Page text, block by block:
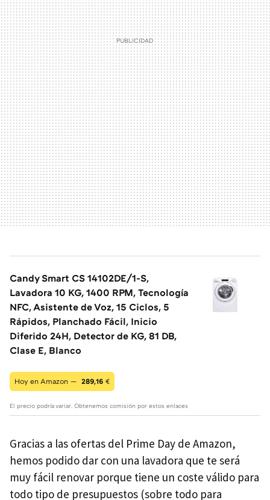
Candy Smart CS 14102DE/1-S,
Lavadora 10 KG, 1400 RPM, Tecnología
NFC, Asistente de Voz, 15 Ciclos, 5
Rápidos, Planchado Fácil, Inicio
Diferido 24H, Detector de KG, 81 DB,
Clase E, Blanco
Hoy en Amazon — 289,16 €
El precio podría variar. Obtenemos comisión por estos enlaces
Gracias a las ofertas del Prime Day de Amazon,
hemos podido dar con una lavadora que te será
muy fácil renovar porque tiene un coste válido para
todo tipo de presupuestos (sobre todo para